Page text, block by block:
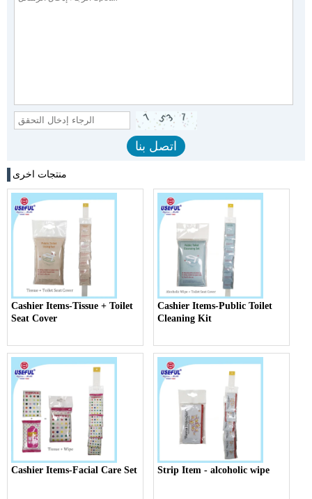
منتجات اخرى
Cashier Items-Tissue + Toilet
Seat Cover
Cashier Items-Public Toilet
Cleaning Kit
Cashier Items-Facial Care Set Strip Item - alcoholic wipe